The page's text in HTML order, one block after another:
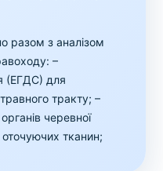
разом з аналізом
–
(ЕГДС) для
тракту; –
черевної
тканин;